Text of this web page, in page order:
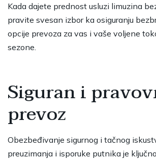
Kada dajete prednost usluzi limuzina
pravite svesan izbor ka osiguranju
opcije prevoza za vas i vaše voljene
sezone.
Siguran i
prevoz
Obezbeđivanje sigurnog i tačnog
preuzimanja i isporuke putnika je